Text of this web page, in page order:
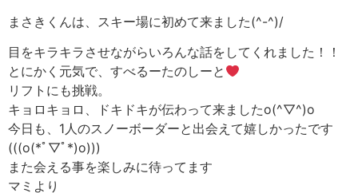
まさきくんは、スキー場に初めて来ました(^-^)/
目をキラキラさせながらいろんな話をしてくれました！！
とにかく元気で、すべるーたのしーと
リフトにも挑戦。
キョロキョロ、ドキドキが伝わって来ましたo(^▽^)o
今日も、1人のスノーボーダーと出会えて嬉しかったです
(((o(*ﾟ▽ﾟ*)o)))
また会える事を楽しみに待ってます
マミより